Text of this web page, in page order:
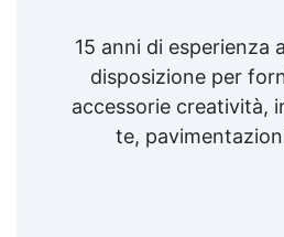
15 anni di esperienza
disposizione per
accessorie creatività,
te,